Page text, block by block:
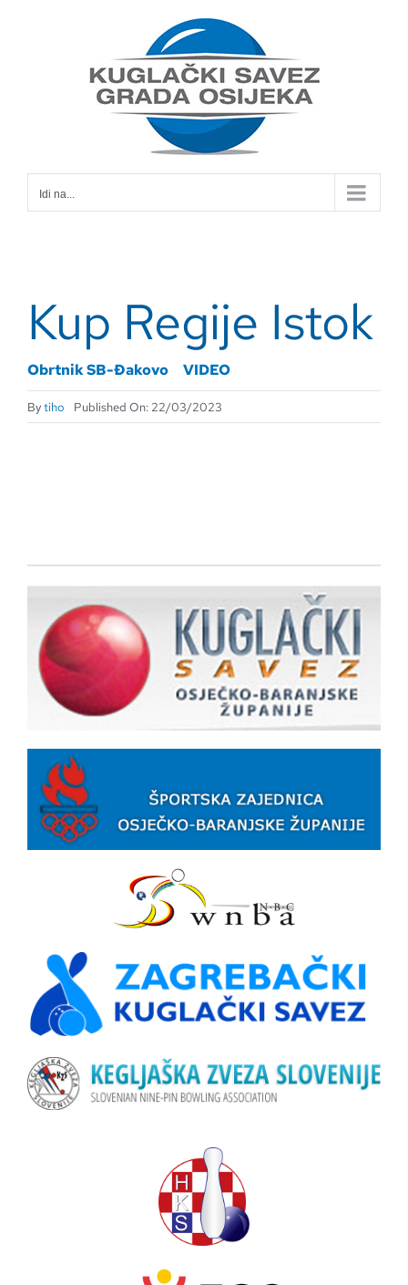
Idi na...
Kup Regije Istok
Obrtnik SB-Đakovo VIDEO
Bytiho Published On: 22/03/2023